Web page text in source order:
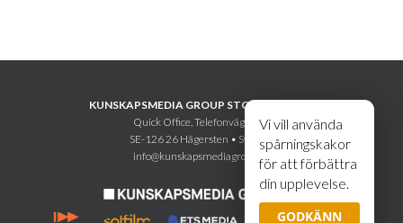
Vi vill använda
spårningskakor
för att förbättra
din upplevelse.
GODKÄNN
KUNSKAPSMEDIA GROUP STOCKHOLM AB
Quick Office, Telefonvägen 30
SE-126 26 Hägersten • Sweden
info@kunskapsmediagroup.se